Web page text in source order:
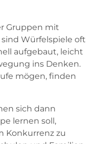
Gruppen mit
Würfelspiele oft
aufgebaut, leicht
ins Denken.
mögen, finden
sich dann
lernen soll,
Konkurrenz zu